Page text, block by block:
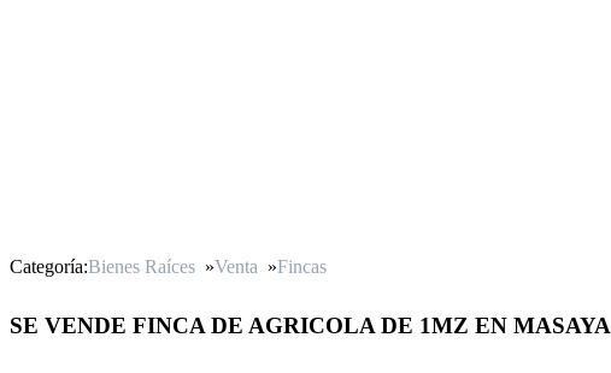
Categoría:Bienes Raíces »Venta »Fincas
SE VENDE FINCA DE AGRICOLA DE 1MZ EN MASAYA